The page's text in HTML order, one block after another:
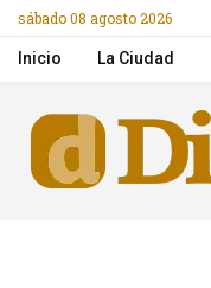
sábado 08 agosto 2026
Inicio La Ciudad